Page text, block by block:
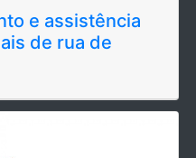
e assistência
de rua de